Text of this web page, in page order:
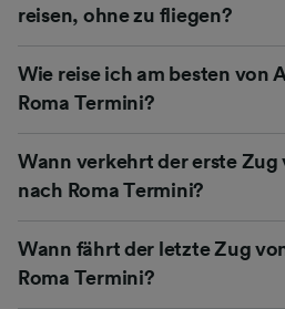
reisen, ohne zu fliegen?
Wie reise ich am besten von
Roma Termini?
Wann verkehrt der erste Zug
nach Roma Termini?
Wann fährt der letzte Zug
Roma Termini?